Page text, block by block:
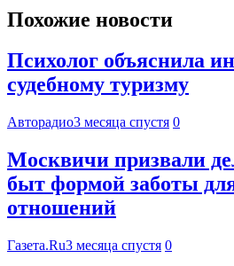
Похожие новости
Психолог объяснила
судебному туризму
Авторадио3 месяца спустя 0
Москвичи призвали
быт формой заботы
отношений
Газета.Ru3 месяца спустя 0